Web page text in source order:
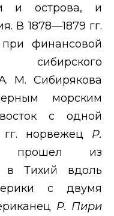
и острова, и
В 1878—1879 гг.
при финансовой
М. Сибирякова
морским
с одной
гг. норвежец Р.
прошел из
в Тихий вдоль
с двумя
Р. Пири